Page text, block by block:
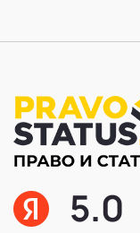
5.0